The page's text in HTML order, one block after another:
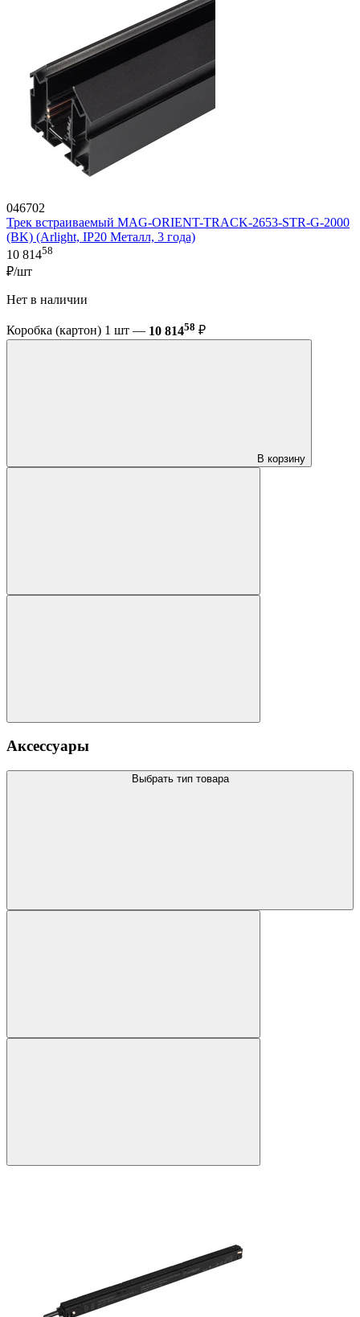
046702
Трек встраиваемый MAG-ORIENT-TRACK-2653-STR-G-2000
(BK) (Arlight, IP20 Металл, 3 года)
10 81458
₽/шт
Нет в наличии
Коробка (картон) 1 шт — 10 81458 ₽
В корзину
Аксессуары
Выбрать тип товара